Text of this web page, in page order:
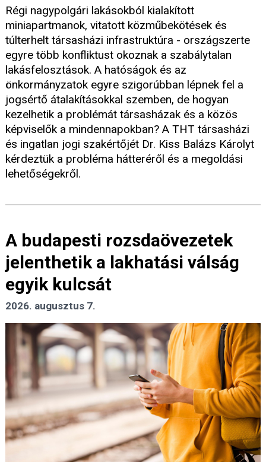
Régi nagypolgári lakásokból kialakított
miniapartmanok, vitatott közműbekötések és
túlterhelt társasházi infrastruktúra - országszerte
egyre több konfliktust okoznak a szabálytalan
lakásfelosztások. A hatóságok és az
önkormányzatok egyre szigorúbban lépnek fel a
jogsértő átalakításokkal szemben, de hogyan
kezelhetik a problémát társasházak és a közös
képviselők a mindennapokban? A THT társasházi
és ingatlan jogi szakértőjét Dr. Kiss Balázs Károlyt
kérdeztük a probléma hátteréről és a megoldási
lehetőségekről.
A budapesti rozsdaövezetek
jelenthetik a lakhatási válság
egyik kulcsát
2026. augusztus 7.